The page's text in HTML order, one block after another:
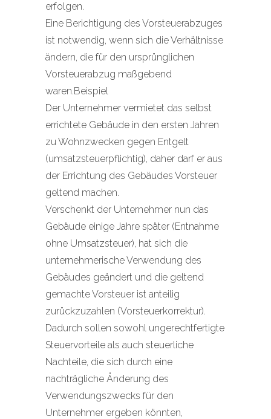
erfolgen.
Eine Berichtigung des Vorsteuerabzuges
ist notwendig, wenn sich die Verhältnisse
ändern, die für den ursprünglichen
Vorsteuerabzug maßgebend
waren.Beispiel
Der Unternehmer vermietet das selbst
errichtete Gebäude in den ersten Jahren
zu Wohnzwecken gegen Entgelt
(umsatzsteuerpflichtig), daher darf er aus
der Errichtung des Gebäudes Vorsteuer
geltend machen.
Verschenkt der Unternehmer nun das
Gebäude einige Jahre später (Entnahme
ohne Umsatzsteuer), hat sich die
unternehmerische Verwendung des
Gebäudes geändert und die geltend
gemachte Vorsteuer ist anteilig
zurückzuzahlen (Vorsteuerkorrektur).
Dadurch sollen sowohl ungerechtfertigte
Steuervorteile als auch steuerliche
Nachteile, die sich durch eine
nachträgliche Änderung des
Verwendungszwecks für den
Unternehmer ergeben könnten,